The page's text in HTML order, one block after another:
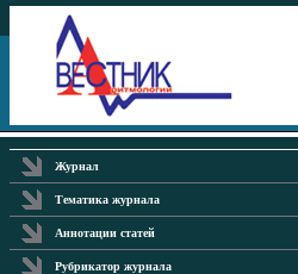
Журнал
Тематика журнала
Аннотации статей
Рубрикатор журнала